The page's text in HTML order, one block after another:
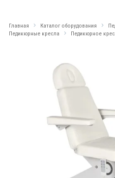
Главная Каталог оборудования
Педикюрные кресла
Педикюрное